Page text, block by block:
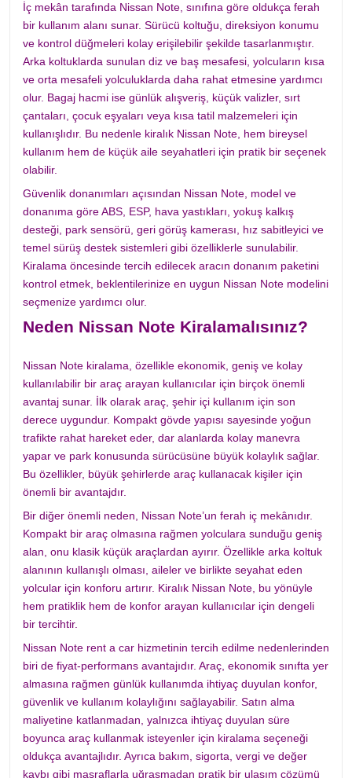
İç mekân tarafında Nissan Note, sınıfına göre oldukça ferah
bir kullanım alanı sunar. Sürücü koltuğu, direksiyon konumu
ve kontrol düğmeleri kolay erişilebilir şekilde tasarlanmıştır.
Arka koltuklarda sunulan diz ve baş mesafesi, yolcuların kısa
ve orta mesafeli yolculuklarda daha rahat etmesine yardımcı
olur. Bagaj hacmi ise günlük alışveriş, küçük valizler, sırt
çantaları, çocuk eşyaları veya kısa tatil malzemeleri için
kullanışlıdır. Bu nedenle kiralık Nissan Note, hem bireysel
kullanım hem de küçük aile seyahatleri için pratik bir seçenek
olabilir.
Güvenlik donanımları açısından Nissan Note, model ve
donanıma göre ABS, ESP, hava yastıkları, yokuş kalkış
desteği, park sensörü, geri görüş kamerası, hız sabitleyici ve
temel sürüş destek sistemleri gibi özelliklerle sunulabilir.
Kiralama öncesinde tercih edilecek aracın donanım paketini
kontrol etmek, beklentilerinize en uygun Nissan Note modelini
seçmenize yardımcı olur.
Neden Nissan Note Kiralamalısınız?
Nissan Note kiralama, özellikle ekonomik, geniş ve kolay
kullanılabilir bir araç arayan kullanıcılar için birçok önemli
avantaj sunar. İlk olarak araç, şehir içi kullanım için son
derece uygundur. Kompakt gövde yapısı sayesinde yoğun
trafikte rahat hareket eder, dar alanlarda kolay manevra
yapar ve park konusunda sürücüsüne büyük kolaylık sağlar.
Bu özellikler, büyük şehirlerde araç kullanacak kişiler için
önemli bir avantajdır.
Bir diğer önemli neden, Nissan Note’un ferah iç mekânıdır.
Kompakt bir araç olmasına rağmen yolculara sunduğu geniş
alan, onu klasik küçük araçlardan ayırır. Özellikle arka koltuk
alanının kullanışlı olması, aileler ve birlikte seyahat eden
yolcular için konforu artırır. Kiralık Nissan Note, bu yönüyle
hem pratiklik hem de konfor arayan kullanıcılar için dengeli
bir tercihtir.
Nissan Note rent a car hizmetinin tercih edilme nedenlerinden
biri de fiyat-performans avantajıdır. Araç, ekonomik sınıfta yer
almasına rağmen günlük kullanımda ihtiyaç duyulan konfor,
güvenlik ve kullanım kolaylığını sağlayabilir. Satın alma
maliyetine katlanmadan, yalnızca ihtiyaç duyulan süre
boyunca araç kullanmak isteyenler için kiralama seçeneği
oldukça avantajlıdır. Ayrıca bakım, sigorta, vergi ve değer
kaybı gibi masraflarla uğraşmadan pratik bir ulaşım çözümü